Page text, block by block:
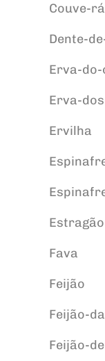
Couve-
Dente-
Erva-
Erva-
Ervilha
Estragão
Fava
Feijão
Feijão-
Feijão-